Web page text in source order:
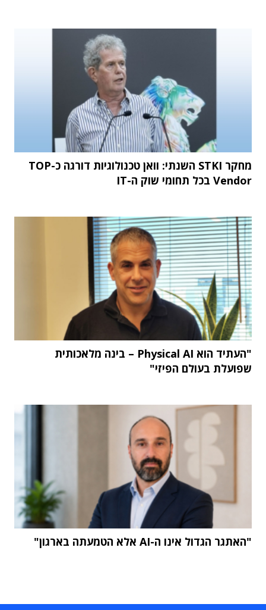
מחקר STKI השנתי: וואן טכנולוגיות דורגה כ-TOP
Vendor בכל תחומי שוק ה-IT
"העתיד הוא Physical AI – בינה מלאכותית
שפועלת בעולם הפיזי"
"האתגר הגדול אינו ה-AI אלא הטמעתה בארגון"